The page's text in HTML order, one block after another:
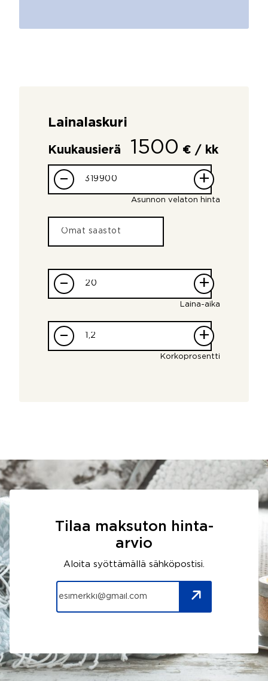
Lainalaskuri
Kuukausierä 1500 € / kk
– +
Asunnon velaton hinta
– +
Laina-aika
– +
Korkoprosentti
Tilaa maksuton hinta-
arvio
Aloita syöttämällä sähköpostisi.